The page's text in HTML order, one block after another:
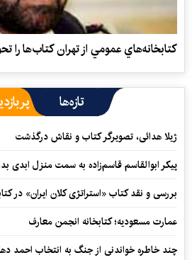
كتابخانه‌هاي عمومي از تهران‌ كتاب‌ها را
تازه‌ها
ژیلا هدائی، تصویرگر کتاب و نقاش درگذشت
پیکر ابوالقاسم قاسم‌زاده به سمت منزل ابدی
بررسی و نقد کتاب «استراتژی کلان ایران» در
عمارت مسعودیه؛ کتابخانه انجمن معارف
چند خاطره خواندنی از جنگ به انتخاب احمد